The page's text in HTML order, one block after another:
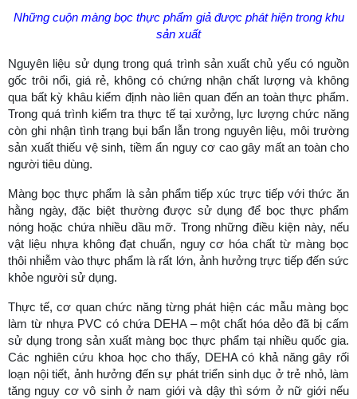
Những cuộn màng bọc thực phẩm giả được phát hiện trong khu
sản xuất
Nguyên liệu sử dụng trong quá trình sản xuất chủ yếu có nguồn
gốc trôi nổi, giá rẻ, không có chứng nhận chất lượng và không
qua bất kỳ khâu kiểm định nào liên quan đến an toàn thực phẩm.
Trong quá trình kiểm tra thực tế tại xưởng, lực lượng chức năng
còn ghi nhận tình trạng bụi bẩn lẫn trong nguyên liệu, môi trường
sản xuất thiếu vệ sinh, tiềm ẩn nguy cơ cao gây mất an toàn cho
người tiêu dùng.
Màng bọc thực phẩm là sản phẩm tiếp xúc trực tiếp với thức ăn
hằng ngày, đặc biệt thường được sử dụng để bọc thực phẩm
nóng hoặc chứa nhiều dầu mỡ. Trong những điều kiện này, nếu
vật liệu nhựa không đạt chuẩn, nguy cơ hóa chất từ màng bọc
thôi nhiễm vào thực phẩm là rất lớn, ảnh hưởng trực tiếp đến sức
khỏe người sử dụng.
Thực tế, cơ quan chức năng từng phát hiện các mẫu màng bọc
làm từ nhựa PVC có chứa DEHA – một chất hóa dẻo đã bị cấm
sử dụng trong sản xuất màng bọc thực phẩm tại nhiều quốc gia.
Các nghiên cứu khoa học cho thấy, DEHA có khả năng gây rối
loạn nội tiết, ảnh hưởng đến sự phát triển sinh dục ở trẻ nhỏ, làm
tăng nguy cơ vô sinh ở nam giới và dậy thì sớm ở nữ giới nếu